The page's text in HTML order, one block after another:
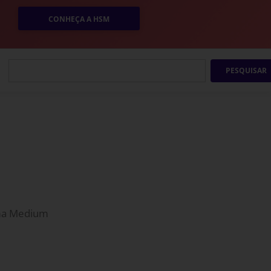
CONHEÇA A HSM
PESQUISAR
Medium